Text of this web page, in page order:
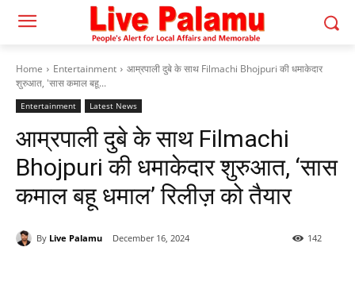
Home Entertainment
आम्रपाली दुबे के साथ Filmachi Bhojpuri की धमाकेदार
शुरुआत, 'सास कमाल बहू...
Entertainment Latest News
आम्रपाली दुबे के साथ Filmachi
Bhojpuri की धमाकेदार शुरुआत, ‘सास
कमाल बहू धमाल’ रिलीज़ को तैयार
By Live Palamu December 16, 2024 142